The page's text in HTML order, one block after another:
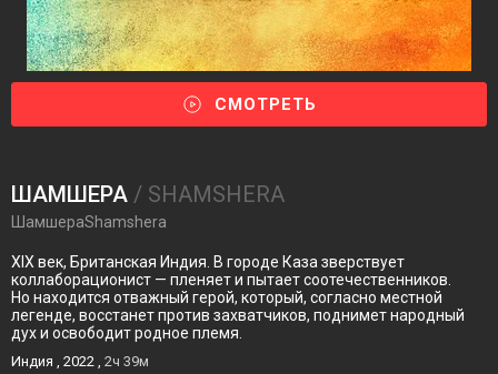
СМОТРЕТЬ
ШАМШЕРА / SHAMSHERA
ШамшераShamshera
XIX век, Британская Индия. В городе Каза зверствует
коллаборационист — пленяет и пытает соотечественников.
Но находится отважный герой, который, согласно местной
легенде, восстанет против захватчиков, поднимет народный
дух и освободит родное племя.
Индия , 2022 , 2ч 39м